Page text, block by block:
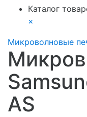
Каталог
×
Микроволновые
AS